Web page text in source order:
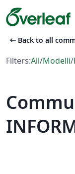
arrow_left_alt Back to all
Filters:All/Modelli/